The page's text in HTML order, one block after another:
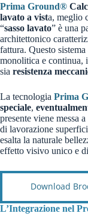
Prima Ground®
lavato a vista, meglio
“sasso lavato” è una
architettonico
fattura. Questo
monolitica e continua,
sia resistenza
La tecnologia Prima
speciale,
presente viene messa
di lavorazione
esalta la naturale
effetto visivo unico e
Download
L’Integrazione nel